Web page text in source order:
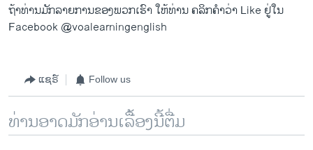
ຖ້າທ່ານມັກລາຍການຂອງພວກເຮົາ ໃຫ້ທ່ານ ຄລິກຄຳວ່າ Like ຢູ່ໃນ
Facebook @voalearningenglish
ແຊຣ໌ Follow us
ທ່ານອາດມັກອ່ານເລື້ອງນີ້ຕື່ມ